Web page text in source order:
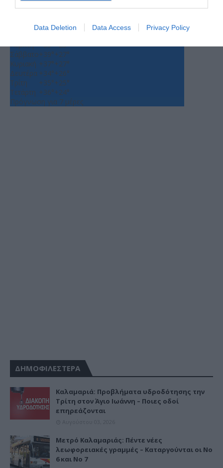
Data Deletion Data Access Privacy Policy
35°
Θεσσαλονίκη
Πέμπτη +35°+25°
Σάββατο+39°+27°
Κυριακή +37°+27°
Δευτέρα +34°+26°
Τρίτη
+35°+25°
Τετάρτη +36°+24°
Πρόγνωση για 7 μέρες
ΔΗΜΟΦΙΛΕΣΤΕΡΑ
Καλαμαριά: Προβλήματα υδροδότησης την
Τρίτη στον Άγιο Ιωάννη – Ποιες οδοί
επηρεάζονται
Μετρό Καλαμαριάς: Πέντε νέες
λεωφορειακές γραμμές – Καταργούνται οι Νο
6 και Νο 7